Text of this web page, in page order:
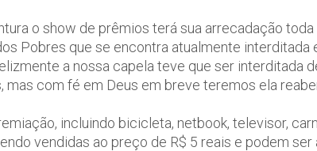
o show de prêmios terá sua arrecadação
Pobres que se encontra atualmente
a nossa capela teve que ser interditada
com fé em Deus em breve teremos ela
incluindo bicicleta, netbook, televisor,
vendidas ao preço de R$ 5 reais e podem ser